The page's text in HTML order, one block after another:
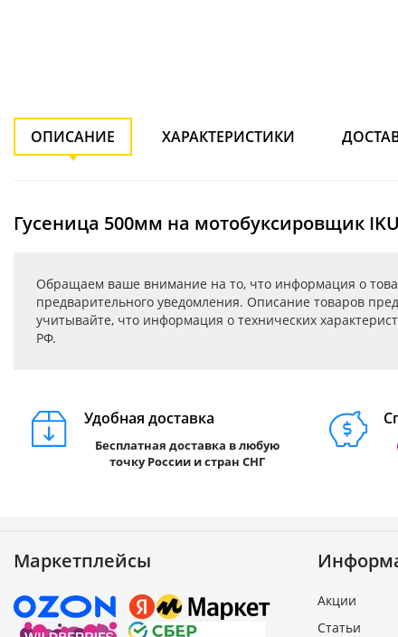
ОПИСАНИЕ ХАРАКТЕРИСТИКИ
Гусеница 500мм на мотобуксировщик
Обращаем ваше внимание на то, что информация о
предварительного уведомления. Описание товаров
учитывайте, что информация о технических
РФ.
Удобная доставка
Бесплатная доставка в любую
точку России и стран СНГ
Маркетплейсы
Акции
Статьи